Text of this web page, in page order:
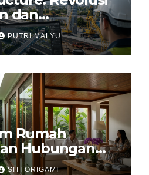
dan
Infrastruktur
PUTRI MALYU
Rumah
Hubungan
Arsitektur
SITI ORIGAMI